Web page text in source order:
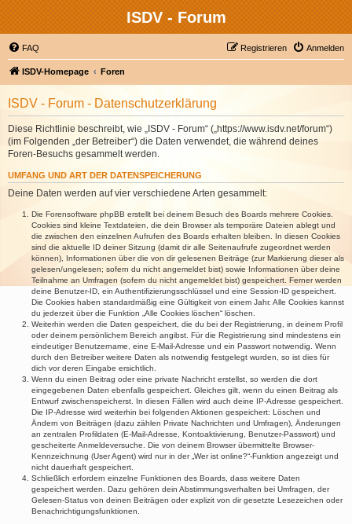
ISDV - Forum
FAQ Anmelden
Registrieren
ISDV-Homepage Foren
ISDV - Forum - Datenschutzerklärung
Diese Richtlinie beschreibt, wie „ISDV - Forum“ („https://www.isdv.net/forum“)
(im Folgenden „der Betreiber“) die Daten verwendet, die während deines
Foren-Besuchs gesammelt werden.
UMFANG UND ART DER DATENSPEICHERUNG
Deine Daten werden auf vier verschiedene Arten gesammelt:
Die Forensoftware phpBB erstellt bei deinem Besuch des Boards mehrere Cookies.
Cookies sind kleine Textdateien, die dein Browser als temporäre Dateien ablegt und
die zwischen den einzelnen Aufrufen des Boards erhalten bleiben. In diesen Cookies
sind die aktuelle ID deiner Sitzung (damit dir alle Seitenaufrufe zugeordnet werden
können), Informationen über die von dir gelesenen Beiträge (zur Markierung dieser als
gelesen/ungelesen; sofern du nicht angemeldet bist) sowie Informationen über deine
Teilnahme an Umfragen (sofern du nicht angemeldet bist) gespeichert. Ferner werden
deine Benutzer-ID, ein Authentifizierungsschlüssel und eine Session-ID gespeichert.
Die Cookies haben standardmäßig eine Gültigkeit von einem Jahr. Alle Cookies kannst
du jederzeit über die Funktion „Alle Cookies löschen“ löschen.
Weiterhin werden die Daten gespeichert, die du bei der Registrierung, in deinem Profil
oder deinem persönlichem Bereich angibst. Für die Registrierung sind mindestens ein
eindeutiger Benutzername, eine E-Mail-Adresse und ein Passwort notwendig. Wenn
durch den Betreiber weitere Daten als notwendig festgelegt wurden, so ist dies für
dich vor deren Eingabe ersichtlich.
Wenn du einen Beitrag oder eine private Nachricht erstellst, so werden die dort
eingegebenen Daten ebenfalls gespeichert. Gleiches gilt, wenn du einen Beitrag als
Entwurf zwischenspeicherst. In diesen Fällen wird auch deine IP-Adresse gespeichert.
Die IP-Adresse wird weiterhin bei folgenden Aktionen gespeichert: Löschen und
Ändern von Beiträgen (dazu zählen Private Nachrichten und Umfragen), Änderungen
an zentralen Profildaten (E-Mail-Adresse, Kontoaktivierung, Benutzer-Passwort) und
gescheiterte Anmeldeversuche. Die von deinem Browser übermittelte Browser-
Kennzeichnung (User Agent) wird nur in der „Wer ist online?“-Funktion angezeigt und
nicht dauerhaft gespeichert.
Schließlich erfordern einzelne Funktionen des Boards, dass weitere Daten
gespeichert werden. Dazu gehören dein Abstimmungsverhalten bei Umfragen, der
Gelesen-Status von deinen Beiträgen oder explizit von dir gesetzte Lesezeichen oder
Benachrichtigungsfunktionen.